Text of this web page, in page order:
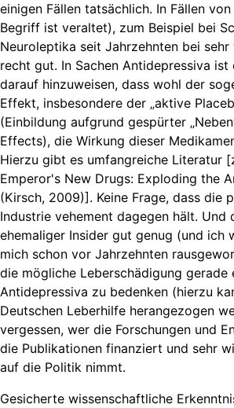
einigen Fällen tatsächlich. In Fällen von
Begriff ist veraltet), zum Beispiel bei
Neuroleptika seit Jahrzehnten bei
recht gut. In Sachen Antidepressiva ist
darauf hinzuweisen, dass wohl der
Effekt, insbesondere der „aktive
(Einbildung aufgrund gespürter
Effects), die Wirkung dieser
Hierzu gibt es umfangreiche Literatur
Emperor's New Drugs: Exploding the
(Kirsch, 2009)]. Keine Frage, dass die
Industrie vehement dagegen hält. Und
ehemaliger Insider gut genug (und ich
mich schon vor Jahrzehnten
die mögliche Leberschädigung gerade
Antidepressiva zu bedenken (hierzu
Deutschen Leberhilfe herangezogen
vergessen, wer die Forschungen und
die Publikationen finanziert und sehr
auf die Politik nimmt.
Gesicherte wissenschaftliche